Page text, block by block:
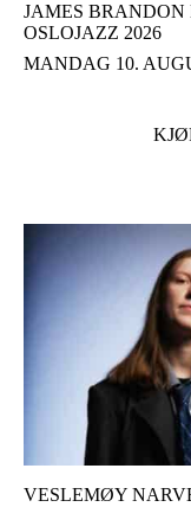
JAMES
OSLOJAZZ 2026
MANDAG 10.
VESLEMØY